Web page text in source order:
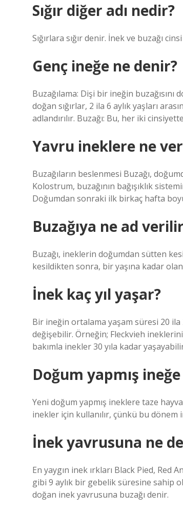
Sığır diğer adı nedir?
Sığırlara sığır denir. İnek ve buzağı
Genç ineğe ne denir?
Buzağılama: Dişi bir ineğin
doğan sığırlar, 2 ila 6 aylık yaşları
adlandırılır. Buzağı: Bu, her iki
Yavru ineklere ne
Buzağıların beslenmesi Buzağı,
Kolostrum, buzağının bağışıklık
Doğumdan sonraki ilk birkaç hafta
Buzağıya ne ad
Buzağı, ineklerin doğumdan sütten
kesildikten sonra, bir yaşına kadar olan
İnek kaç yıl yaşar?
Bir ineğin ortalama yaşam süresi 20 ila
değişebilir. Örneğin; Fleckvieh
bakımla inekler 30 yıla kadar
Doğum yapmış
Yeni doğum yapmış ineklere taze
inekler için kullanılır, çünkü bu dönem
İnek yavrusuna ne
En yaygın inek ırkları Black Pied,
gibi 9 aylık bir gebelik süresine sahip
doğan inek yavrusuna buzağı denir.